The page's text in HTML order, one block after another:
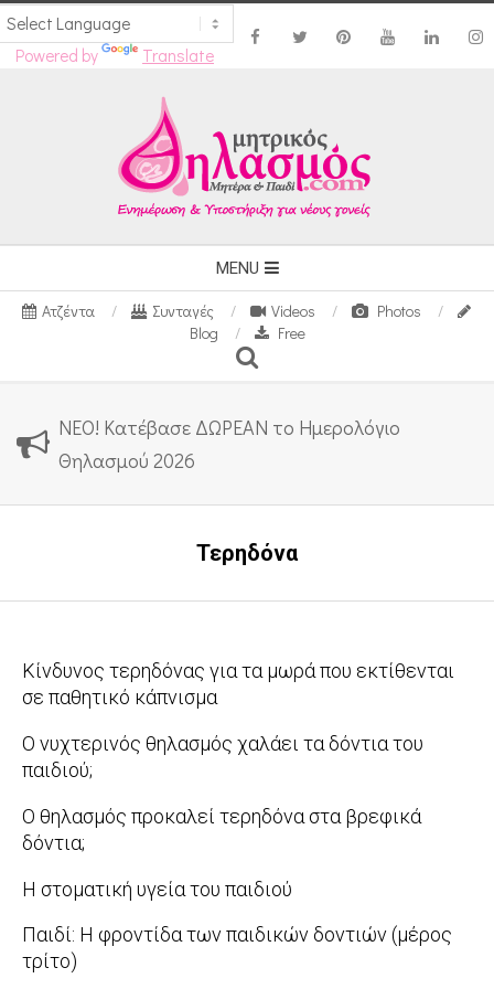
Powered by Translate
Navigation
Menu
MENU
Ατζέντα Συνταγές Videos
Photos
Blog
Free
Search
ΝΕΟ! Κατέβασε ΔΩΡΕΑΝ το Ημερολόγιο
Θηλασμού 2026
Τερηδόνα
Κίνδυνος τερηδόνας για τα μωρά που εκτίθενται
σε παθητικό κάπνισμα
04-
O νυχτερινός θηλασμός χαλάει τα δόντια του
παιδιού;
11-
Ο θηλασμός προκαλεί τερηδόνα στα βρεφικά
δόντια;
03-
05
Η στοματική υγεία του παιδιού
08-
Παιδί: Η φροντίδα των παιδικών δοντιών (μέρος
τρίτο)